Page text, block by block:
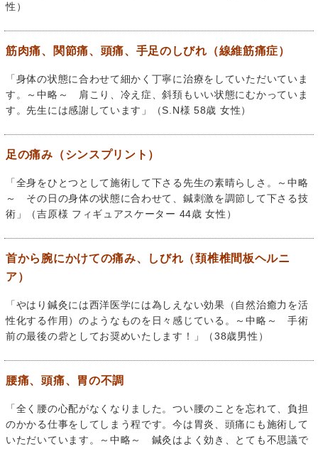
性）
筋肉痛、関節痛、頭痛、手足のしびれ（線維筋痛症）
「身体の状態に合わせて細かく丁寧に治療をしていただいていま
す。～中略～ 肩こり、冷え症、斜頚もいい状態にむかっていま
す。先生には感謝しています」（S.N様 58歳 女性）
足の痛み（シンスプリント）
「全身をひとつとして施術して下さる先生の素晴らしさ。～中略
～ その日の身体の状態に合わせて、鍼刺激を調節して下さる技
術」（吉原様 フィギュアスケーター 44歳 女性）
首から腕にかけての痛み、しびれ（頚椎椎間板ヘルニ
ア）
「やはり鍼灸には西洋医学には為しえない効果（自然治癒力を活
性化する作用）のようなものを日々感じている。～中略～ 手術
前の最後の砦としてお奨めいたします！」（38歳男性）
腰痛、頭痛、胃の不調
「全く腰の心配がなくなりました。つい腰のことを忘れて、負担
のかかる仕事をしてしまう程です。今は胃炎、頭痛にも施術して
いただいています。～中略～ 鍼灸はよく効き、とても不思議で